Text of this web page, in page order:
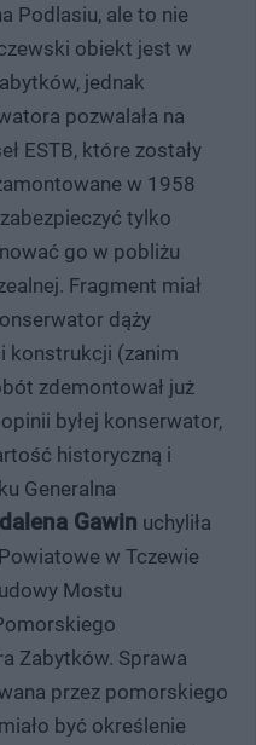
Podlasiu, ale to nie
obiekt jest w
jednak
pozwalała na
ESTB, które zostały
w 1958
tylko
go w pobliżu
Fragment miał
dąży
konstrukcji (zanim
zdemontował już
byłej konserwator,
historyczną i
Generalna
Gawin uchyliła
w Tczewie
Mostu
Zabytków. Sprawa
przez pomorskiego
być określenie